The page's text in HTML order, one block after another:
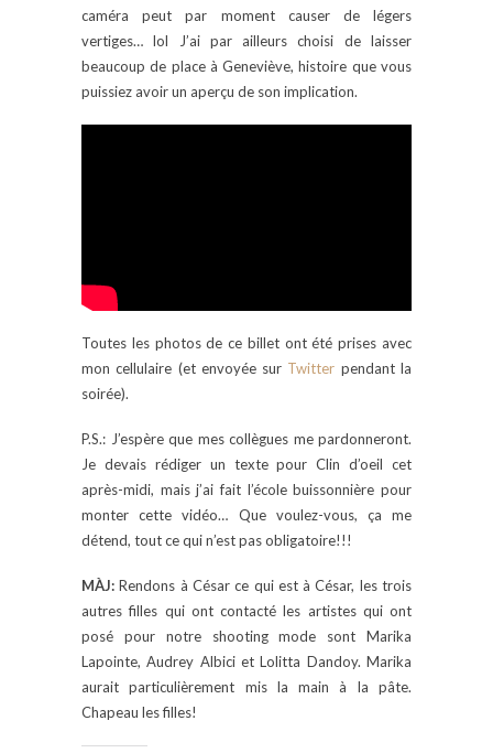
caméra peut par moment causer de légers
vertiges… lol J’ai par ailleurs choisi de laisser
beaucoup de place à Geneviève, histoire que vous
puissiez avoir un aperçu de son implication.
Toutes les photos de ce billet ont été prises avec
mon cellulaire (et envoyée sur Twitter pendant la
soirée).
P.S.: J’espère que mes collègues me pardonneront.
Je devais rédiger un texte pour Clin d’oeil cet
après-midi, mais j’ai fait l’école buissonnière pour
monter cette vidéo… Que voulez-vous, ça me
détend, tout ce qui n’est pas obligatoire!!!
MÀJ:Rendons à César ce qui est à César, les trois
autres filles qui ont contacté les artistes qui ont
posé pour notre shooting mode sont Marika
Lapointe, Audrey Albici et Lolitta Dandoy. Marika
aurait particulièrement mis la main à la pâte.
Chapeau les filles!